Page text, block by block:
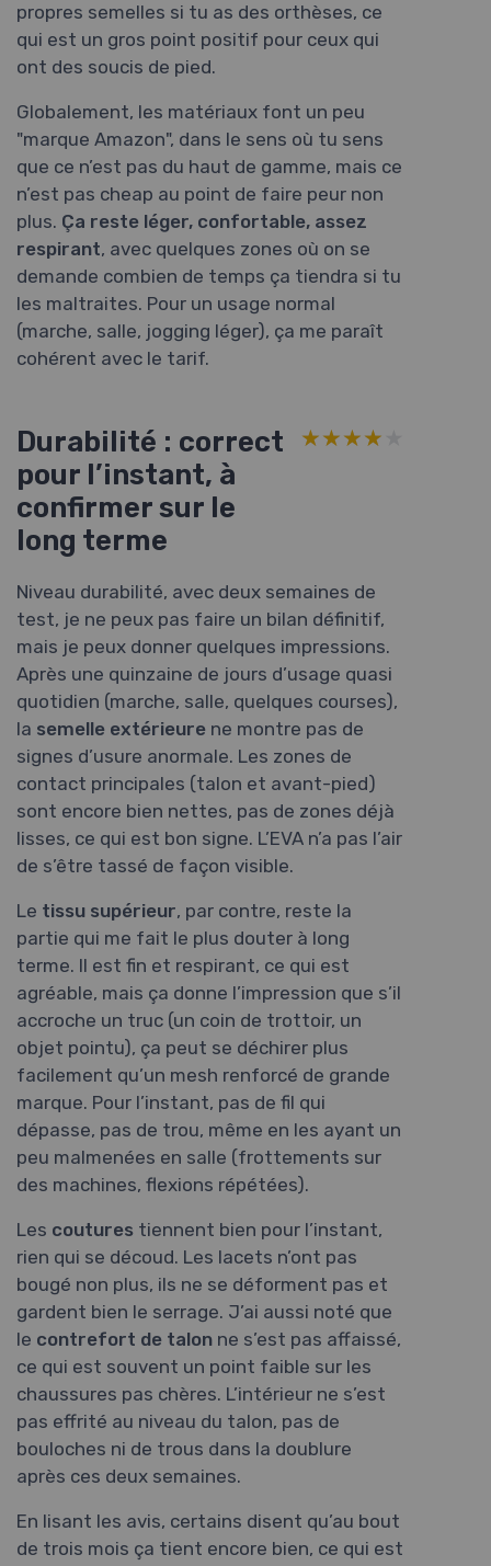
propres semelles si tu as des orthèses, ce
qui est un gros point positif pour ceux qui
ont des soucis de pied.
Globalement, les matériaux font un peu
"marque Amazon", dans le sens où tu sens
que ce n’est pas du haut de gamme, mais ce
n’est pas cheap au point de faire peur non
plus. Ça reste léger, confortable, assez
respirant, avec quelques zones où on se
demande combien de temps ça tiendra si tu
les maltraites. Pour un usage normal
(marche, salle, jogging léger), ça me paraît
cohérent avec le tarif.
Durabilité : correct
pour l’instant, à
confirmer sur le
long terme
★★★★★
★★★★★
Niveau durabilité, avec deux semaines de
test, je ne peux pas faire un bilan définitif,
mais je peux donner quelques impressions.
Après une quinzaine de jours d’usage quasi
quotidien (marche, salle, quelques courses),
la semelle extérieure ne montre pas de
signes d’usure anormale. Les zones de
contact principales (talon et avant-pied)
sont encore bien nettes, pas de zones déjà
lisses, ce qui est bon signe. L’EVA n’a pas l’air
de s’être tassé de façon visible.
Le tissu supérieur, par contre, reste la
partie qui me fait le plus douter à long
terme. Il est fin et respirant, ce qui est
agréable, mais ça donne l’impression que s’il
accroche un truc (un coin de trottoir, un
objet pointu), ça peut se déchirer plus
facilement qu’un mesh renforcé de grande
marque. Pour l’instant, pas de fil qui
dépasse, pas de trou, même en les ayant un
peu malmenées en salle (frottements sur
des machines, flexions répétées).
Les coutures tiennent bien pour l’instant,
rien qui se découd. Les lacets n’ont pas
bougé non plus, ils ne se déforment pas et
gardent bien le serrage. J’ai aussi noté que
le contrefort de talon ne s’est pas affaissé,
ce qui est souvent un point faible sur les
chaussures pas chères. L’intérieur ne s’est
pas effrité au niveau du talon, pas de
bouloches ni de trous dans la doublure
après ces deux semaines.
En lisant les avis, certains disent qu’au bout
de trois mois ça tient encore bien, ce qui est